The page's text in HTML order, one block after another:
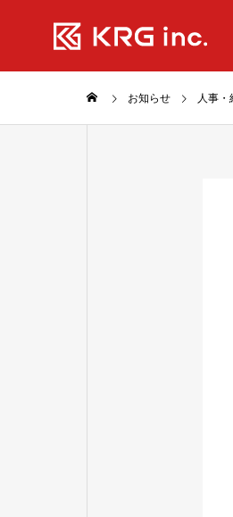
お知らせ 人事・